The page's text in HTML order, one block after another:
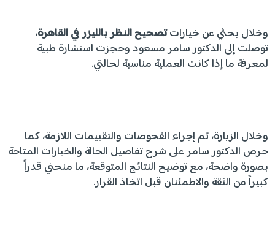
وخلال بحثي عن خياراتتصحيح النظر بالليزر في القاهرة،
توصلت إلى الدكتور سامر مسعود وحجزت استشارة طبية
لمعرفة ما إذا كانت العملية مناسبة لحالتي.
وخلال الزيارة، تم إجراء الفحوصات والتقييمات اللازمة، كما
حرص الدكتور سامر على شرح تفاصيل الحالة والخيارات المتاحة
بصورة واضحة، مع توضيح النتائج المتوقعة، ما منحني قدراً
كبيراً من الثقة والاطمئنان قبل اتخاذ القرار.